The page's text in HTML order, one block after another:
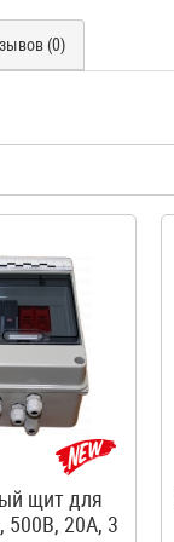
(0)
щит для
500В, 20А, 3